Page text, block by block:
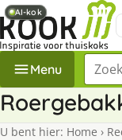
Menu Zoek
U bent hier: Home ›
AI-kok
AI-kok